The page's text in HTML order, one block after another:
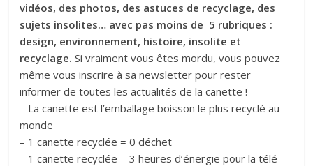
vidéos, des photos, des astuces de recyclage, des
sujets insolites… avec pas moins de 5 rubriques :
design, environnement, histoire, insolite et
recyclage. Si vraiment vous êtes mordu, vous pouvez
même vous inscrire à sa newsletter pour rester
informer de toutes les actualités de la canette !
– La canette est l’emballage boisson le plus recyclé au
monde
– 1 canette recyclée = 0 déchet
– 1 canette recyclée = 3 heures d’énergie pour la télé